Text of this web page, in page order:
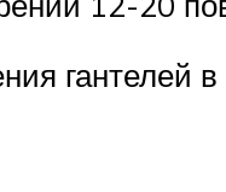
гантелей